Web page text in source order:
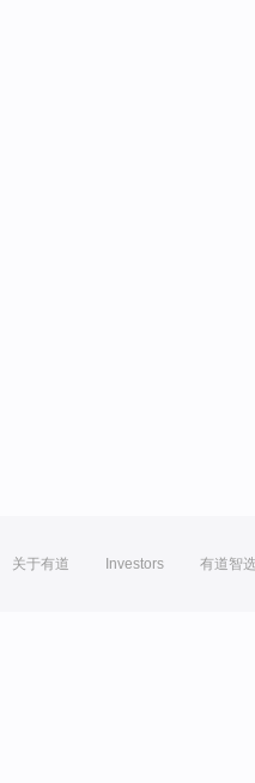
关于有道 Investors 有道智